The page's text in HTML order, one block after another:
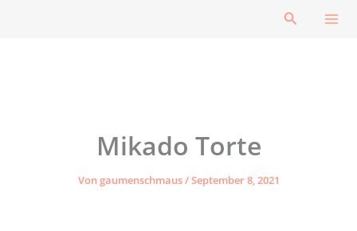
Suchen
Mikado Torte
Vongaumenschmaus/September 8, 2021